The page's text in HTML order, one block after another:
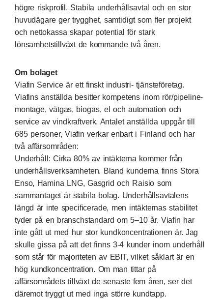
högre riskprofil. Stabila underhållsavtal och en stor
huvudägare ger trygghet, samtidigt som fler projekt
och nettokassa skapar potential för stark
lönsamhetstillväxt de kommande två åren.
Om bolaget
Viafin Service är ett finskt industri- tjänsteföretag.
Viafins anställda besitter kompetens inom rör/pipeline-
montage, vätgas, biogas, el och automation och
service av vindkraftverk. Antalet anställda uppgår till
685 personer, Viafin verkar enbart i Finland och har
två affärsområden:
Underhåll: Cirka 80% av intäkterna kommer från
underhållsverksamheten. Bland kunderna finns Stora
Enso, Hamina LNG, Gasgrid och Raisio som
sammantaget är stabila bolag. Underhållsavtalens
längd är inte specificerade, men intäkternas stabilitet
tyder på en branschstandard om 5–10 år. Viafin har
inte gått ut med hur stor kundkoncentrationen är. Jag
skulle gissa på att det finns 3-4 kunder inom underhåll
som står för majoriteten av EBIT, vilket såklart är en
hög kundkoncentration. Om man tittar på
affärsområdets tillväxt de senaste fem åren, ser det
däremot tryggt ut med inga större kundtapp.